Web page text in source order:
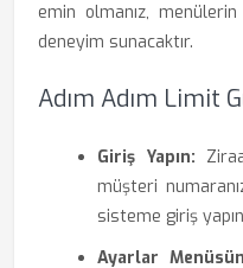
emin olmanız,
deneyim sunacaktır.
Adım Adım Limit
Giriş Yapın:
müşteri
sisteme giriş
Ayarlar